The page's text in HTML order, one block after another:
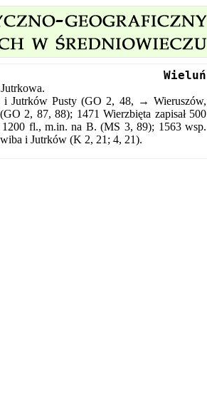
Wieluń
i Jutrków Pusty (GO 2, 48, → Wieruszów,
2, 87, 88); 1471 Wierzbięta zapisał 500
fl., m.in. na B. (MS 3, 89); 1563 wsp.
i Jutrków (K 2, 21; 4, 21).